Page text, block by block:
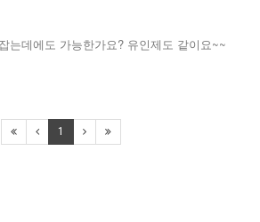
는데에도 가능한가요? 유인제도 같이요~~
1